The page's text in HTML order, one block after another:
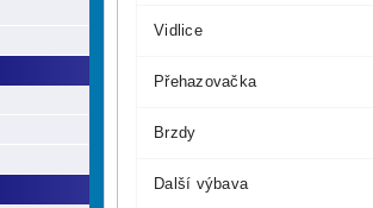
Vidlice
Přehazovačka
Brzdy
Další výbava